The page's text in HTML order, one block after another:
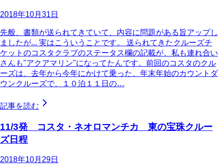
2018年10月31日
先般、書類が送られてきていて、内容に問題がある旨アップし
ましたが... 実はこういうことです。 送られてきたクルーズチ
ケットのコスタクラブのステータス欄の記載が、私も連れ合い
さんも"アクアマリン"になってたんです。前回のコスタのクル
ーズは、去年から今年にかけて乗った、年末年始のカウントダ
ウンクルーズで、１０泊１１日の…
記事を読む
11/3発 コスタ・ネオロマンチカ 東の宝珠クルー
ズ日程
2018年10月29日